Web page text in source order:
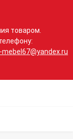
товаром.